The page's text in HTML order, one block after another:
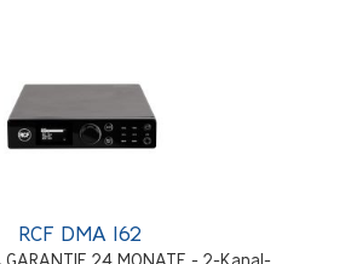
RCF DMA 162